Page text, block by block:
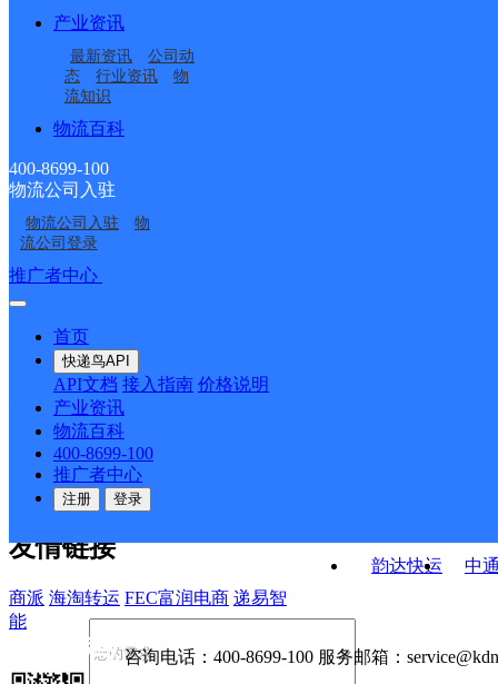
产业资讯
最新资讯
公司动
态
行业资讯
物
流知识
物流百科
400-8699-100
物流公司入驻
物流公司入驻
物
流公司登录
推广者中心
首页
快递鸟API
API文档 接入指南 价格说明
产业资讯
物流百科
400-8699-100
推广者中心
注册 登录
湘西泸溪县营业部
泸溪县浦市镇合作点
ID8144
小章邮政所
潭溪邮政支局
良家潭邮政所
解放岩邮政所
韵达快运
中
接口API
API接口 DEMO下载
关于我们
公司介绍 企业动态
合作伙伴 快递鸟接口服务协议
户隐私政策
友情链接
商派 海淘转运 FEC富润电商 递易智
能
咨询电话： 400-8699-100 服务邮箱：